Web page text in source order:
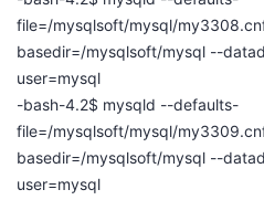
file=/mysqlsoft/mysql/
basedir=/mysqlsoft/mysql --
user=mysql
-bash-4.2$ mysqld --defaults-
file=/mysqlsoft/mysql/
basedir=/mysqlsoft/mysql --
user=mysql